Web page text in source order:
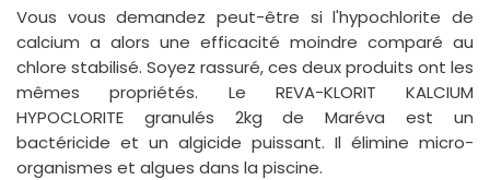
Vous vous demandez peut-être si l'hypochlorite de
calcium a alors une efficacité moindre comparé au
chlore stabilisé. Soyez rassuré, ces deux produits ont les
mêmes propriétés. Le REVA-KLORIT KALCIUM
HYPOCLORITE granulés 2kg de Maréva est un
bactéricide et un algicide puissant. Il élimine micro-
organismes et algues dans la piscine.